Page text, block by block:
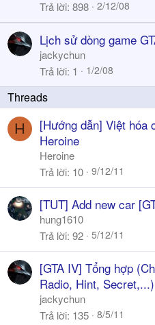
Trả lời 898 2/12/08
Lịch sử dòng game
jackychun
Trả lời 1 1/2/08
H
[Hướng dẫn] Việt hóa
Heroine
Heroine
Trả lời 10 9/12/11
[TUT] Add new car
hung1610
Trả lời 92 5/12/11
[GTA IV] Tổng hợp
Radio, Hint, Secret,...)
jackychun
Trả lời 135 8/5/11